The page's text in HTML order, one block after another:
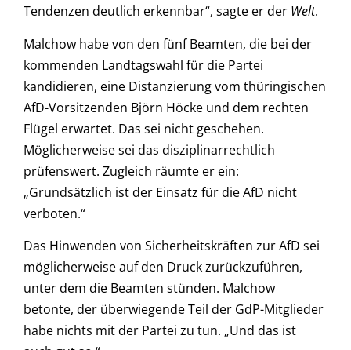
Tendenzen deutlich erkennbar“, sagte er der Welt.
Malchow habe von den fünf Beamten, die bei der
kommenden Landtagswahl für die Partei
kandidieren, eine Distanzierung vom thüringischen
AfD-Vorsitzenden Björn Höcke und dem rechten
Flügel erwartet. Das sei nicht geschehen.
Möglicherweise sei das disziplinarrechtlich
prüfenswert. Zugleich räumte er ein:
„Grundsätzlich ist der Einsatz für die AfD nicht
verboten.“
Das Hinwenden von Sicherheitskräften zur AfD sei
möglicherweise auf den Druck zurückzuführen,
unter dem die Beamten stünden. Malchow
betonte, der überwiegende Teil der GdP-Mitglieder
habe nichts mit der Partei zu tun. „Und das ist